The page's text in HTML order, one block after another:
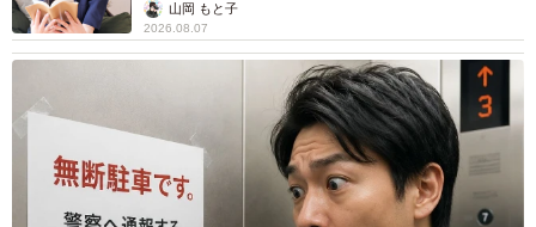
――普段の食生活の料理ジャンルは？
料理は半々でやっているので、和食が5割くらいになるかも
しれません。あとはパスタが2～3割くらい、残りはいろい
ろ。私が作るのは8割和食、ベンジーはパスタからイギリス
らしいローストディッシュ、メキシカンやギリシャ料理な
どいろいろ作ります。ジャンルに関わらずお米は週4～5日
山岡 もと子
2026.08.07